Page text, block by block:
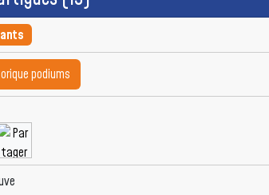
podiums